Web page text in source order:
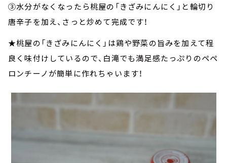
③水分がなくなったら桃屋の「きざみにんにく」と輪切り
唐辛子を加え、さっと炒めて完成です！
★桃屋の「きざみにんにく」は鶏や野菜の旨みを加えて程
良く味付けしているので、白滝でも満足感たっぷりのペペ
ロンチーノが簡単に作れちゃいます！